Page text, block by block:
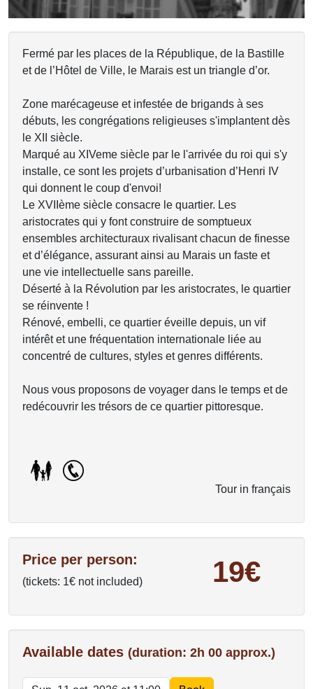
Fermé par les places de la République, de la Bastille
et de l’Hôtel de Ville, le Marais est un triangle d’or.
Zone marécageuse et infestée de brigands à ses
débuts, les congrégations religieuses s'implantent dès
le XII siècle.
Marqué au XIVeme siècle par le l'arrivée du roi qui s'y
installe, ce sont les projets d’urbanisation d’Henri IV
qui donnent le coup d'envoi!
Le XVIIème siècle consacre le quartier. Les
aristocrates qui y font construire de somptueux
ensembles architecturaux rivalisant chacun de finesse
et d’élégance, assurant ainsi au Marais un faste et
une vie intellectuelle sans pareille.
Déserté à la Révolution par les aristocrates, le quartier
se réinvente !
Rénové, embelli, ce quartier éveille depuis, un vif
intérêt et une fréquentation internationale liée au
concentré de cultures, styles et genres différents.
Nous vous proposons de voyager dans le temps et de
redécouvrir les trésors de ce quartier pittoresque.
Tour in français
Price per person:
(tickets: 1€ not included) 19€
Available dates (duration: 2h 00 approx.)